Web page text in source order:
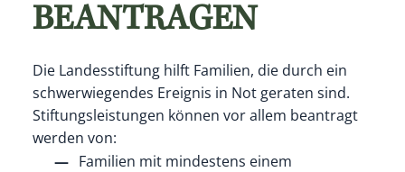
BEANTRAGEN
Die Landesstiftung hilft Familien, die durch ein
schwerwiegendes Ereignis in Not geraten sind.
Stiftungsleistungen können vor allem beantragt
werden von:
Familien mit mindestens einem